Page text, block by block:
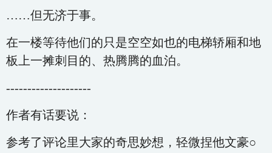
……但无济于事。
在一楼等待他们的只是空空如也的电梯轿厢和地
板上一摊刺目的、热腾腾的血泊。
--------------------
作者有话要说：
参考了评论里大家的奇思妙想，轻微捏他文豪○